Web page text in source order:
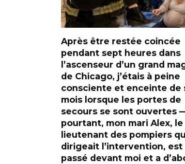
Après être restée coincée
pendant sept heures dans
l’ascenseur d’un grand
de Chicago, j’étais à peine
consciente et enceinte de
mois lorsque les portes de
secours se sont ouvertes
pourtant, mon mari Alex, le
lieutenant des pompiers
dirigeait l’intervention, est
passé devant moi et a